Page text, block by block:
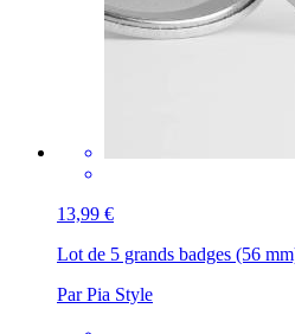
13,99 €
Lot de 5 grands badges (56
Par Pia Style